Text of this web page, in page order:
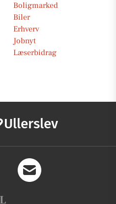
Boligmarked
Biler
Erhverv
Jobnyt
Læserbidrag
Ullerslev